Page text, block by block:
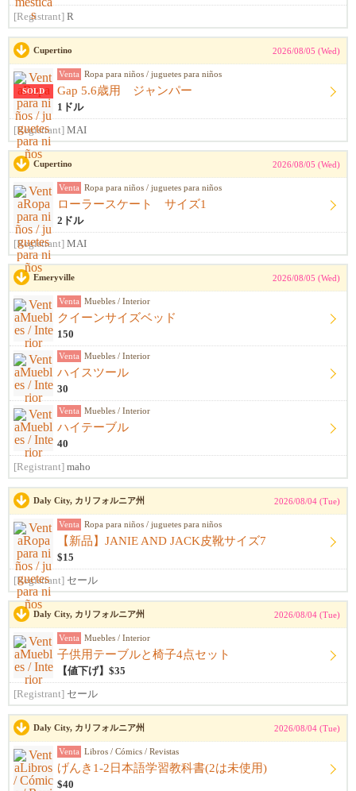
[Registrant] R
Cupertino 2026/08/05 (Wed)
SOLD
Venta Ropa para niños / juguetes para niños
Gap 5.6歳用 ジャンパー
1ドル
[Registrant] MAI
Cupertino 2026/08/05 (Wed)
Venta Ropa para niños / juguetes para niños
ローラースケート サイズ1
2ドル
[Registrant] MAI
Emeryville 2026/08/05 (Wed)
Venta Muebles / Interior
クイーンサイズベッド
150
Venta Muebles / Interior
ハイスツール
30
Venta Muebles / Interior
ハイテーブル
40
[Registrant] maho
Daly City, カリフォルニア州 2026/08/04 (Tue)
Venta Ropa para niños / juguetes para niños
【新品】JANIE AND JACK皮靴サイズ7
$15
[Registrant] セール
Daly City, カリフォルニア州 2026/08/04 (Tue)
Venta Muebles / Interior
子供用テーブルと椅子4点セット
【値下げ】$35
[Registrant] セール
Daly City, カリフォルニア州 2026/08/04 (Tue)
Venta Libros / Cómics / Revistas
げんき1-2日本語学習教科書(2は未使用)
$40